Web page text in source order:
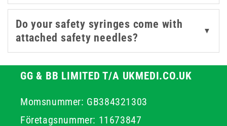
safer and more efficient. These syringes are especially
valuable in high-turnover environments such as
hospitals, vaccination clinics, and emergency care
settings, where speed, sterility, and protection are non-
Do your safety syringes come with
attached safety needles?
▼
GG & BB LIMITED T/A UKMEDI.CO.UK
Momsnummer: GB384321303
Företagsnummer: 11673847